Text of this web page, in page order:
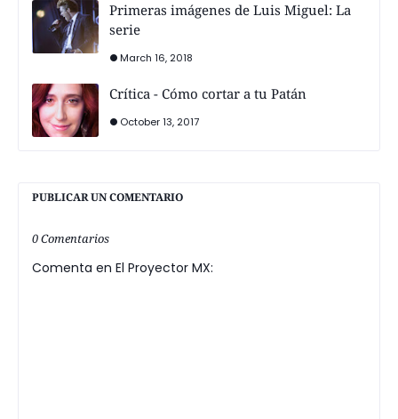
Primeras imágenes de Luis Miguel: La
serie
March 16, 2018
Crítica - Cómo cortar a tu Patán
October 13, 2017
PUBLICAR UN COMENTARIO
0 Comentarios
Comenta en El Proyector MX: